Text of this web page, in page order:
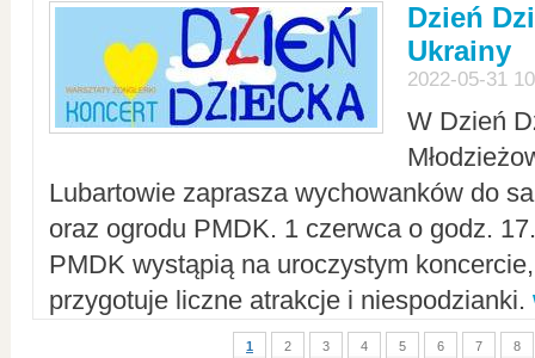
Dzień
Ukrainy
2022-05-31
W Dzień
Lubartowie zaprasza wychowanków do
oraz ogrodu PMDK. 1 czerwca o godz.
PMDK wystąpią na uroczystym
przygotuje liczne atrakcje i niespodzianki.
1 2 3 4 5 6 7 8